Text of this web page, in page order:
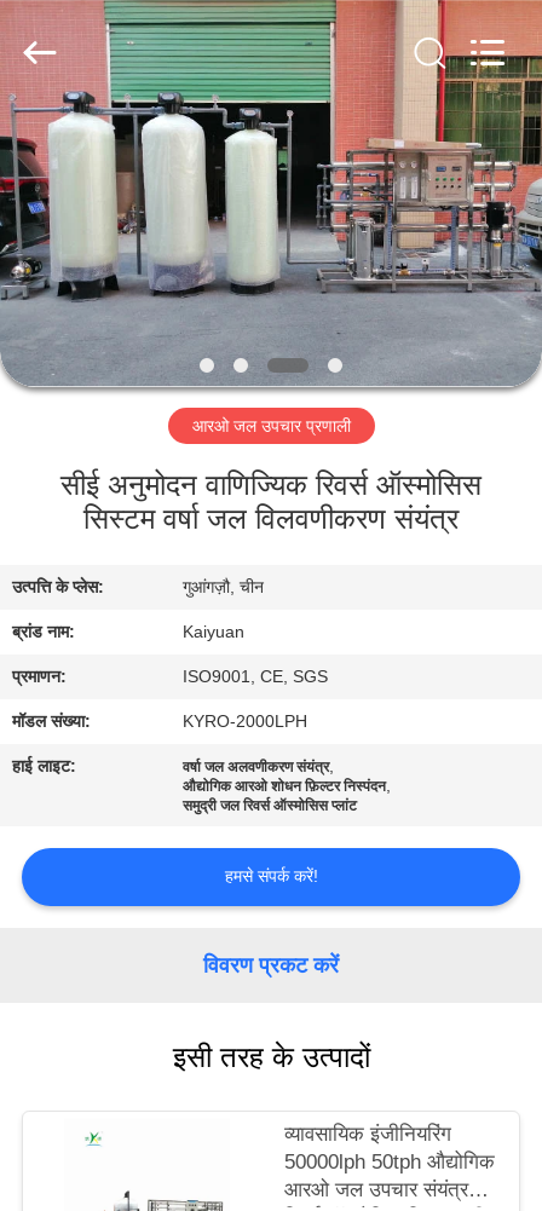
घर
उत्पादों
हमारे
बारे
में
भ्रमण
नियंत्रण
संपर्क
करें
उद्धरण
का
अनुरोध
COMPANY
साइटमैप
Kai
Treatment
Equipment
Co.,
Ltd..
All
Rights
Reserved.
आरओ जल उपचार प्रणाली
सीई अनुमोदन वाणिज्यिक रिवर्स ऑस्मोसिस
सिस्टम वर्षा जल विलवणीकरण संयंत्र
उत्पत्ति के प्लेस: गुआंगज़ौ, चीन
ब्रांड नाम: Kaiyuan
प्रमाणन: ISO9001, CE, SGS
मॉडल संख्या: KYRO-2000LPH
हाई लाइट: वर्षा जल अलवणीकरण संयंत्र,
औद्योगिक आरओ शोधन फ़िल्टर निस्पंदन,
समुद्री जल रिवर्स ऑस्मोसिस प्लांट
हमसे संपर्क करें!
विवरण प्रकट करें
इसी तरह के उत्पादों
व्यावसायिक इंजीनियरिंग
50000lph 50tph औद्योगिक
आरओ जल उपचार संयंत्र